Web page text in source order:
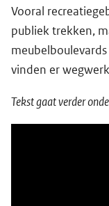
Vooral
publiek trekken,
vinden er
Tekst gaat verder